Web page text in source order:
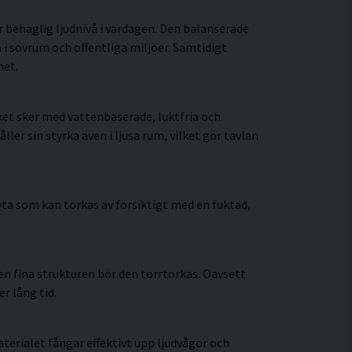
ljudnivå i vardagen. Den balanserade
sovrum och offentliga miljöer. Samtidigt
sker med vattenbaserade, luktfria och
sin styrka även i ljusa rum, vilket gör tavlan
som kan torkas av försiktigt med en fuktad,
fina strukturen bör den torrtorkas. Oavsett
lång tid.
fångar effektivt upp ljudvågor och